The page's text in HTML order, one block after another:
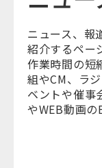
ニュース、報
紹介するペー
作業時間の短
組やCM、ラ
ベントや催事
やWEB動画の